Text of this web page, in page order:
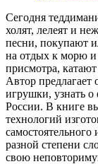
Сегодня
холят, лелеят и
песни, покупают
на отдых к морю и
присмотра,
Автор предлагает
игрушки, узнать
России. В книге
технологий
разной степени
свою